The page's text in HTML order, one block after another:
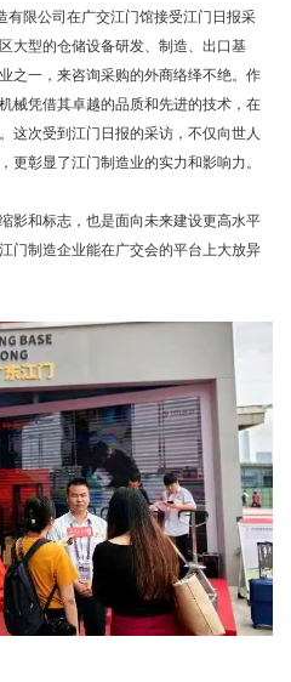
限公司在广交江门馆接受江门日报采
大型的仓储设备研发、制造、出口基
之一，来咨询采购的外商络绎不绝。作
械凭借其卓越的品质和先进的技术，在
这次受到江门日报的采访，不仅向世人
彰显了江门制造业的实力和影响力。
和标志，也是面向未来建设更高水平
门制造企业能在广交会的平台上大放异